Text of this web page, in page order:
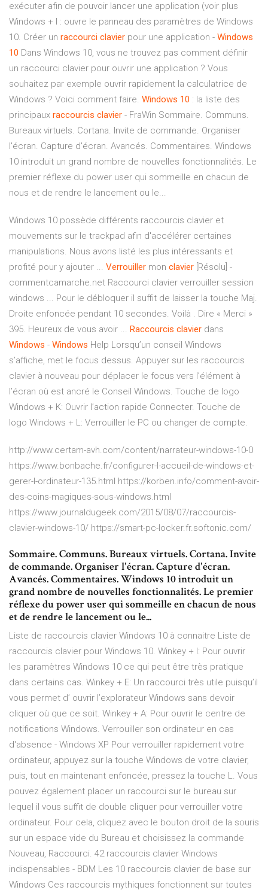
exécuter afin de pouvoir lancer une application (voir plus
Windows + I : ouvre le panneau des paramètres de Windows
10. Créer un raccourci clavier pour une application - Windows
10 Dans Windows 10, vous ne trouvez pas comment définir
un raccourci clavier pour ouvrir une application ? Vous
souhaitez par exemple ouvrir rapidement la calculatrice de
Windows ? Voici comment faire. Windows 10 : la liste des
principaux raccourcis clavier - FraWin Sommaire. Communs.
Bureaux virtuels. Cortana. Invite de commande. Organiser
l'écran. Capture d'écran. Avancés. Commentaires. Windows
10 introduit un grand nombre de nouvelles fonctionnalités. Le
premier réflexe du power user qui sommeille en chacun de
nous et de rendre le lancement ou le...
Windows 10 possède différents raccourcis clavier et
mouvements sur le trackpad afin d'accélérer certaines
manipulations. Nous avons listé les plus intéressants et
profité pour y ajouter ... Verrouiller mon clavier [Résolu] -
commentcamarche.net Raccourci clavier verrouiller session
windows ... Pour le débloquer il suffit de laisser la touche Maj.
Droite enfoncée pendant 10 secondes. Voilà . Dire « Merci »
395. Heureux de vous avoir ... Raccourcis clavier dans
Windows - Windows Help Lorsqu’un conseil Windows
s’affiche, met le focus dessus. Appuyer sur les raccourcis
clavier à nouveau pour déplacer le focus vers l’élément à
l’écran où est ancré le Conseil Windows. Touche de logo
Windows + K: Ouvrir l’action rapide Connecter. Touche de
logo Windows + L: Verrouiller le PC ou changer de compte.
http://www.certam-avh.com/content/narrateur-windows-10-0
https://www.bonbache.fr/configurer-l-accueil-de-windows-et-
gerer-l-ordinateur-135.html https://korben.info/comment-avoir-
des-coins-magiques-sous-windows.html
https://www.journaldugeek.com/2015/08/07/raccourcis-
clavier-windows-10/ https://smart-pc-locker.fr.softonic.com/
Sommaire. Communs. Bureaux virtuels. Cortana. Invite
de commande. Organiser l'écran. Capture d'écran.
Avancés. Commentaires. Windows 10 introduit un
grand nombre de nouvelles fonctionnalités. Le premier
réflexe du power user qui sommeille en chacun de nous
et de rendre le lancement ou le...
Liste de raccourcis clavier Windows 10 à connaitre Liste de
raccourcis clavier pour Windows 10. Winkey + I: Pour ouvrir
les paramètres Windows 10 ce qui peut être très pratique
dans certains cas. Winkey + E: Un raccourci très utile puisqu’il
vous permet d’ ouvrir l’explorateur Windows sans devoir
cliquer où que ce soit. Winkey + A: Pour ouvrir le centre de
notifications Windows. Verrouiller son ordinateur en cas
d'absence - Windows XP Pour verrouiller rapidement votre
ordinateur, appuyez sur la touche Windows de votre clavier,
puis, tout en maintenant enfoncée, pressez la touche L. Vous
pouvez également placer un raccourci sur le bureau sur
lequel il vous suffit de double cliquer pour verrouiller votre
ordinateur. Pour cela, cliquez avec le bouton droit de la souris
sur un espace vide du Bureau et choisissez la commande
Nouveau, Raccourci. 42 raccourcis clavier Windows
indispensables - BDM Les 10 raccourcis clavier de base sur
Windows Ces raccourcis mythiques fonctionnent sur toutes